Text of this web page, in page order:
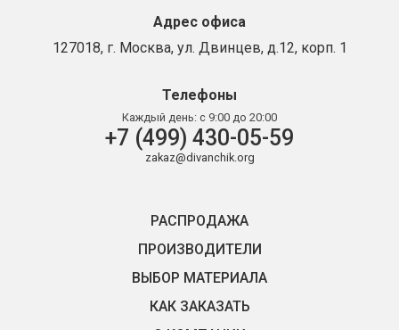
Адрес офиса
127018, г. Москва, ул. Двинцев, д.12, корп. 1
Телефоны
Каждый день: с 9:00 до 20:00
+7 (499) 430-05-59
zakaz@divanchik.org
РАСПРОДАЖА
ПРОИЗВОДИТЕЛИ
ВЫБОР МАТЕРИАЛА
КАК ЗАКАЗАТЬ